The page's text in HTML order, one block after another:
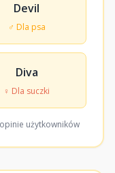
Devil
♂ Dla psa
Diva
♀ Dla suczki
użytkowników